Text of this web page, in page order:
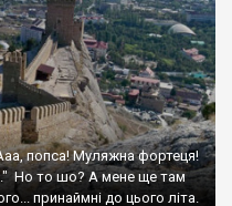
попса! Муляжна фортеця!
Но то шо? А мене ще там
принаймні до цього літа.